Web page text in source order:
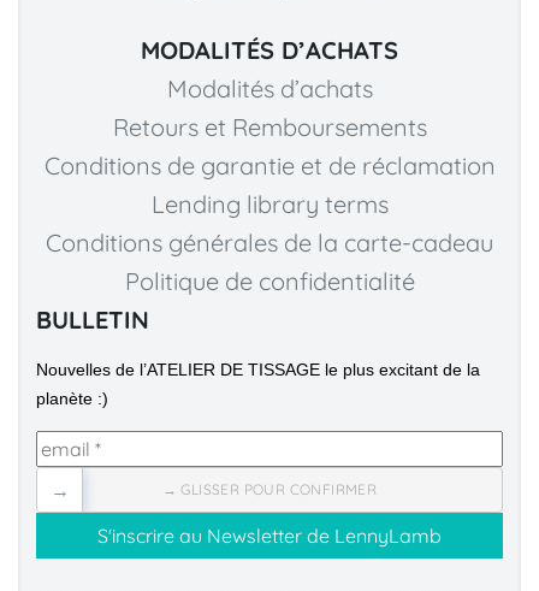
MODALITÉS D’ACHATS
Modalités d’achats
Retours et Remboursements
Conditions de garantie et de réclamation
Lending library terms
Conditions générales de la carte-cadeau
Politique de confidentialité
BULLETIN
Nouvelles de l’ATELIER DE TISSAGE le plus excitant de la
planète :)
→ GLISSER POUR CONFIRMER
→